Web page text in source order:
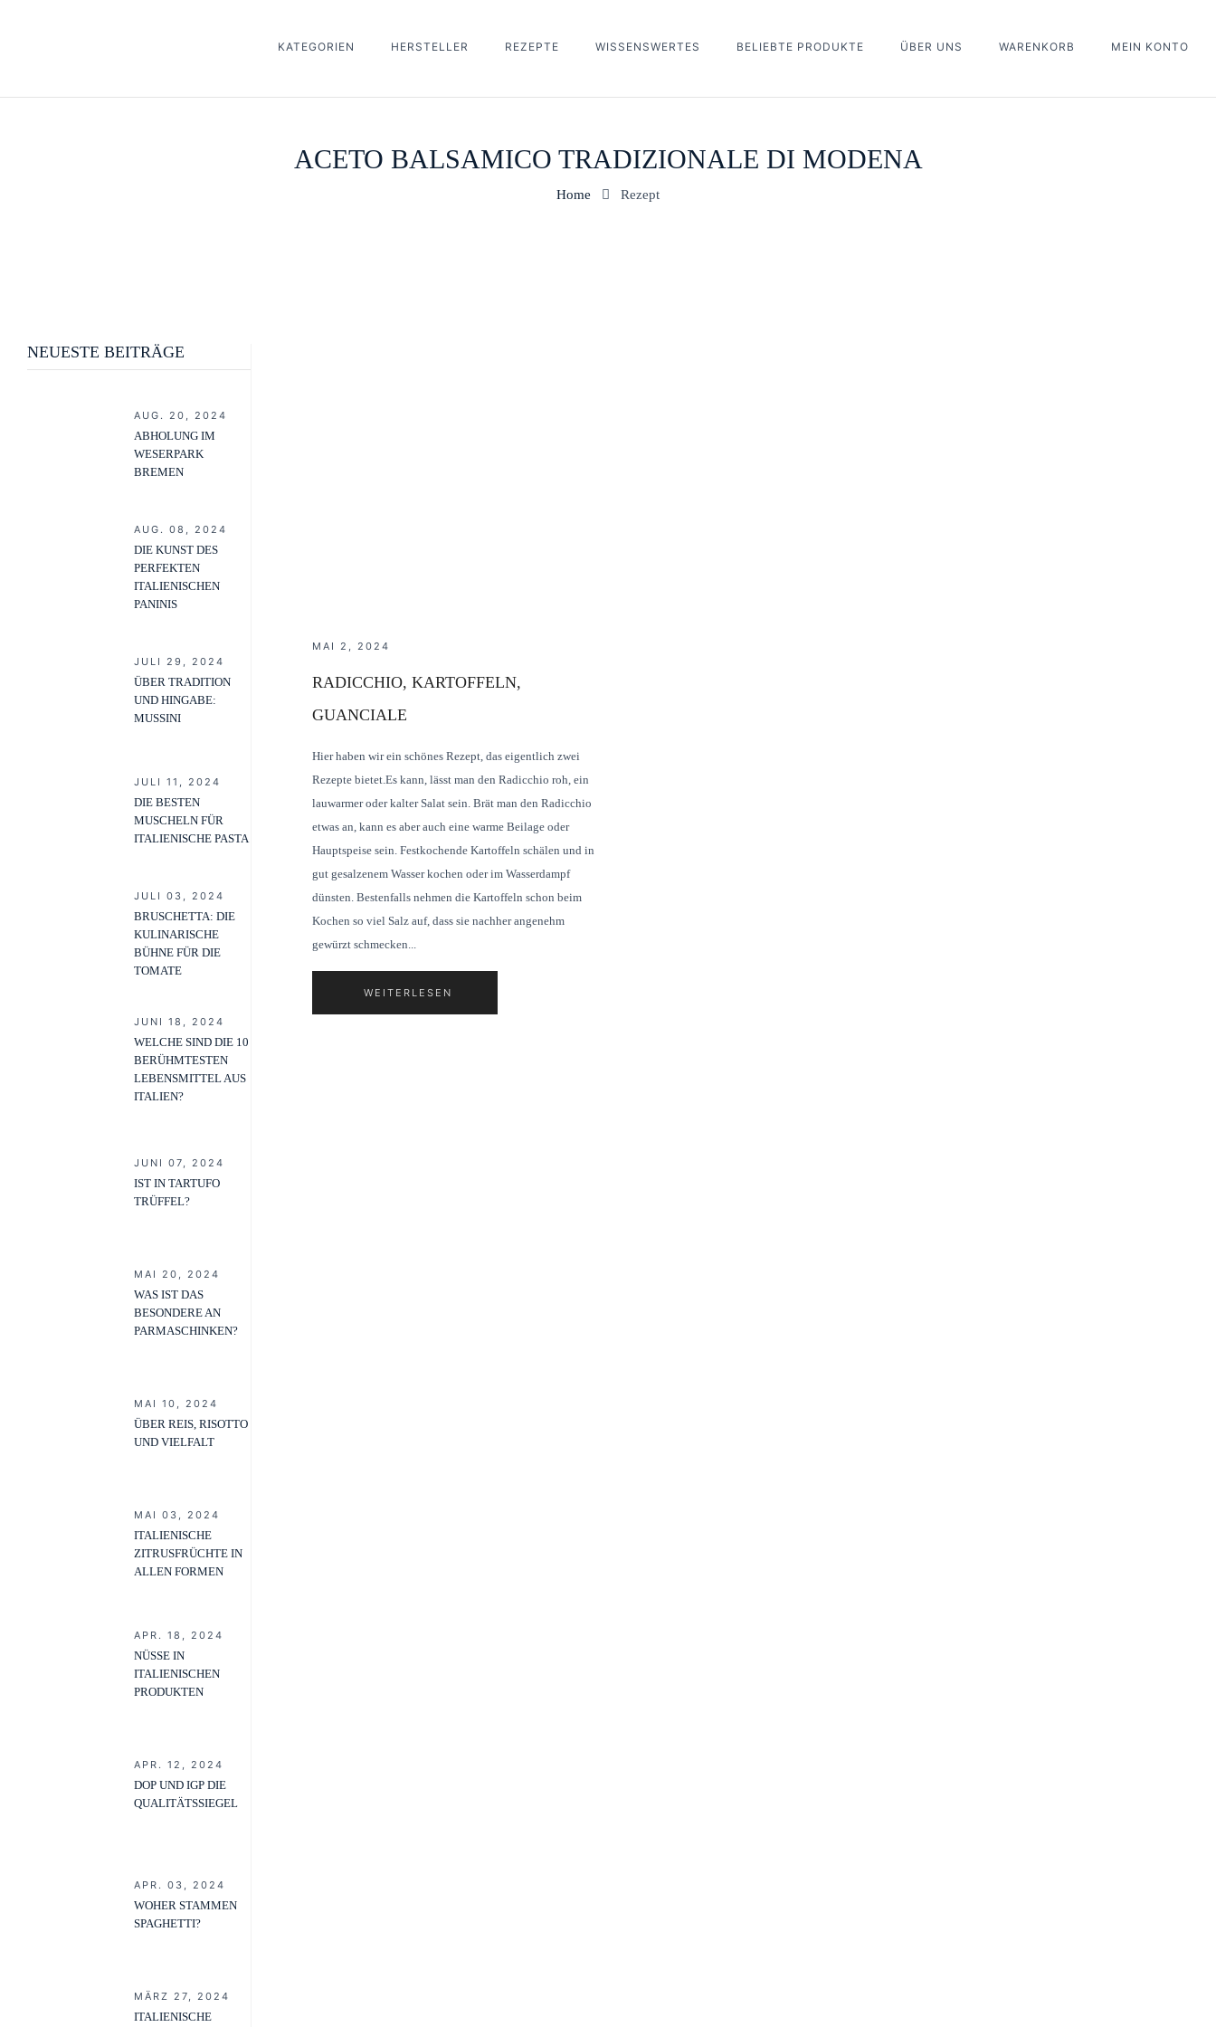
KATEGORIEN HERSTELLER REZEPTE WISSENSWERTES BELIEBTE PRODUKTE ÜBER UNS WARENKORB MEIN KONTO
ACETO BALSAMICO TRADIZIONALE DI MODENA
Home Rezept
NEUESTE BEITRÄGE
AUG. 20, 2024
ABHOLUNG IM
WESERPARK
BREMEN
AUG. 08, 2024
DIE KUNST DES
PERFEKTEN
ITALIENISCHEN
PANINIS
JULI 29, 2024
ÜBER TRADITION
UND HINGABE:
MUSSINI
JULI 11, 2024
DIE BESTEN
MUSCHELN FÜR
ITALIENISCHE PASTA
JULI 03, 2024
BRUSCHETTA: DIE
KULINARISCHE
BÜHNE FÜR DIE
TOMATE
JUNI 18, 2024
WELCHE SIND DIE 10
BERÜHMTESTEN
LEBENSMITTEL AUS
ITALIEN?
JUNI 07, 2024
IST IN TARTUFO
TRÜFFEL?
MAI 20, 2024
WAS IST DAS
BESONDERE AN
PARMASCHINKEN?
MAI 10, 2024
ÜBER REIS, RISOTTO
UND VIELFALT
MAI 03, 2024
ITALIENISCHE
ZITRUSFRÜCHTE IN
ALLEN FORMEN
APR. 18, 2024
NÜSSE IN
ITALIENISCHEN
PRODUKTEN
APR. 12, 2024
DOP UND IGP DIE
QUALITÄTSSIEGEL
APR. 03, 2024
WOHER STAMMEN
SPAGHETTI?
MÄRZ 27, 2024
ITALIENISCHE
MAI 2, 2024
RADICCHIO, KARTOFFELN,
GUANCIALE
Hier haben wir ein schönes Rezept, das eigentlich zwei
Rezepte bietet.Es kann, lässt man den Radicchio roh, ein
lauwarmer oder kalter Salat sein. Brät man den Radicchio
etwas an, kann es aber auch eine warme Beilage oder
Hauptspeise sein. Festkochende Kartoffeln schälen und in
gut gesalzenem Wasser kochen oder im Wasserdampf
dünsten. Bestenfalls nehmen die Kartoffeln schon beim
Kochen so viel Salz auf, dass sie nachher angenehm
gewürzt schmecken...
WEITERLESEN